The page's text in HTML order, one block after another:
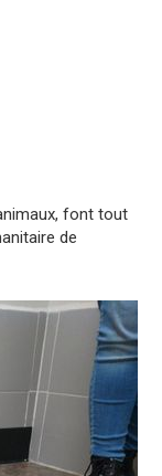
font tout
de